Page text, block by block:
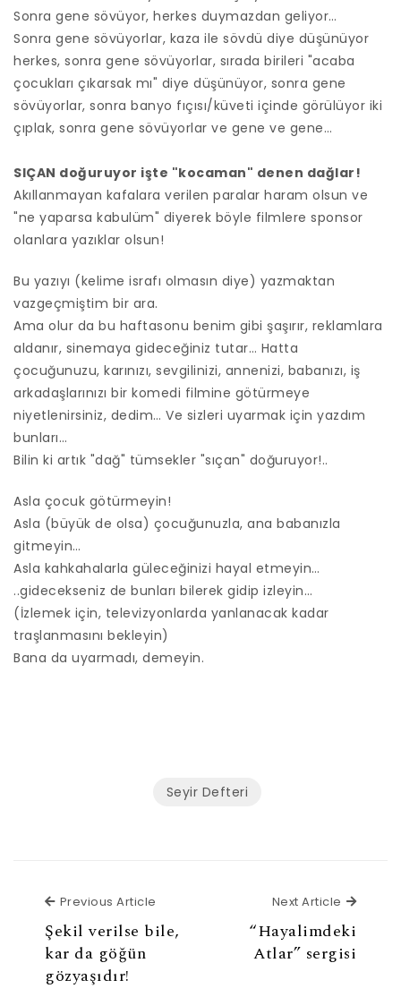
Sonra gene sövüyor, herkes duymazdan geliyor…
Sonra gene sövüyorlar, kaza ile sövdü diye düşünüyor
herkes, sonra gene sövüyorlar, sırada birileri "acaba
çocukları çıkarsak mı" diye düşünüyor, sonra gene
sövüyorlar, sonra banyo fıçısı/küveti içinde görülüyor iki
çıplak, sonra gene sövüyorlar ve gene ve gene…
SIÇAN doğuruyor işte "kocaman" denen dağlar!
Akıllanmayan kafalara verilen paralar haram olsun ve
"ne yaparsa kabulüm" diyerek böyle filmlere sponsor
olanlara yazıklar olsun!
Bu yazıyı (kelime israfı olmasın diye) yazmaktan
vazgeçmiştim bir ara.
Ama olur da bu haftasonu benim gibi şaşırır, reklamlara
aldanır, sinemaya gideceğiniz tutar… Hatta
çocuğunuzu, karınızı, sevgilinizi, annenizi, babanızı, iş
arkadaşlarınızı bir komedi filmine götürmeye
niyetlenirsiniz, dedim… Ve sizleri uyarmak için yazdım
bunları…
Bilin ki artık "dağ" tümsekler "sıçan" doğuruyor!..
Asla çocuk götürmeyin!
Asla (büyük de olsa) çocuğunuzla, ana babanızla
gitmeyin…
Asla kahkahalarla güleceğinizi hayal etmeyin…
..gidecekseniz de bunları bilerek gidip izleyin…
(İzlemek için, televizyonlarda yanlanacak kadar
traşlanmasını bekleyin)
Bana da uyarmadı, demeyin.
Seyir Defteri
Previous Article
Şekil verilse bile,
kar da göğün
gözyaşıdır!
Next Article Next
“Hayalimdeki
Atlar” sergisi